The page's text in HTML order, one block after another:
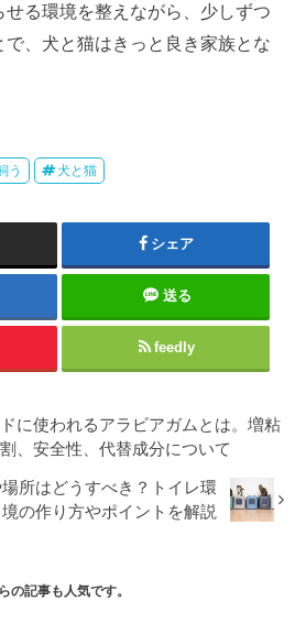
る環境を整えながら、少しずつ
、犬と猫はきっと良き家族とな
う 犬と猫
シェア
送る
feedly
に使われるアラビアガムとは。増粘
、安全性、代替成分について
所はどうすべき？トイレ環
境の作り方やポイントを解説
の記事も人気です。